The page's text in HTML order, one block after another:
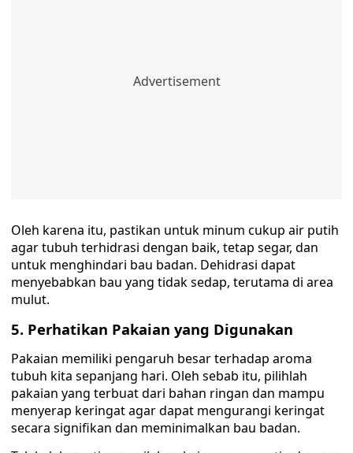
Oleh karena itu, pastikan untuk minum cukup air putih
agar tubuh terhidrasi dengan baik, tetap segar, dan
untuk menghindari bau badan. Dehidrasi dapat
menyebabkan bau yang tidak sedap, terutama di area
mulut.
5. Perhatikan Pakaian yang Digunakan
Pakaian memiliki pengaruh besar terhadap aroma
tubuh kita sepanjang hari. Oleh sebab itu, pilihlah
pakaian yang terbuat dari bahan ringan dan mampu
menyerap keringat agar dapat mengurangi keringat
secara signifikan dan meminimalkan bau badan.